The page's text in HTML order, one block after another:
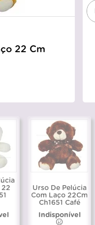
22 Cm
22
Urso De Pelúcia
Com Laço 22Cm
Ch1651 Café
Indisponível